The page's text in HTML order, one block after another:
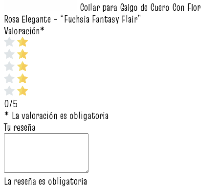
Collar para Galgo de Cuero Con Flor
Rosa Elegante – “Fuchsia Fantasy Flair”
Valoración*
0/5
* La valoración es obligatoria
Tu reseña
La reseña es obligatoria